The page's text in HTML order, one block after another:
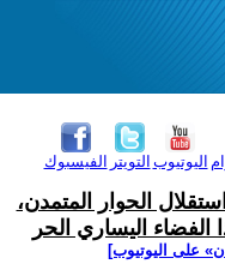
الفيسبوك التويتر اليوتيوب
الحوار المتمدن،
اليساري الحر
على اليوتيوب]